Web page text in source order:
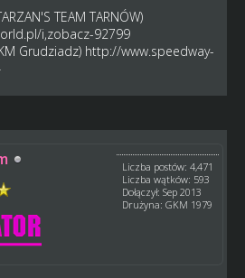
TEAM TARNÓW)
i,zobacz-92799
Grudziadz) http://www.speedway-
Liczba postów: 4,471
Liczba wątków: 593
Dołączył: Sep 2013
Drużyna: GKM 1979